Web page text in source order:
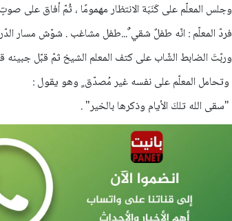
وجلس المعلّم على كَنَبَة الانتظار مهمومًا ، ثُمّ أفاق على
فردّ المعلّم : انّه طفلٌ شقي ٌ...طفل مشاغب . شوّش مسار
وربّتَ الضابط الشّاب على كتف المعلم الشيخ ثمّ قبّل جبينه
وتحامل المعلّم على نفسه غير مُصدّق ٍ وهو يقول :
"سقى الله تلكَ الأيام وذكرها بالخير" .